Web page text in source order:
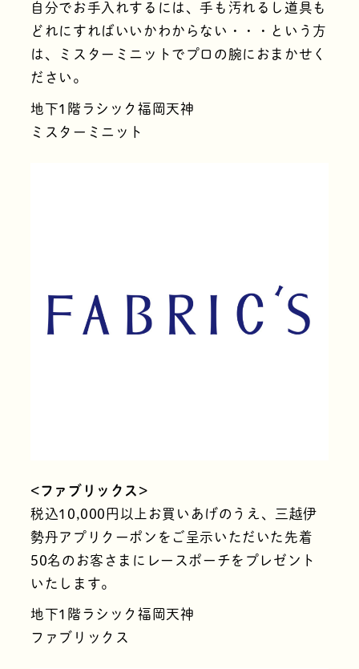
自分でお手入れするには、手も汚れるし道具も
どれにすればいいかわからない・・・という方
は、ミスターミニットでプロの腕におまかせく
ださい。
地下1階ラシック福岡天神
ミスターミニット
<ファブリックス>
税込10,000円以上お買いあげのうえ、三越伊
勢丹アプリクーポンをご呈示いただいた先着
50名のお客さまにレースポーチをプレゼント
いたします。
地下1階ラシック福岡天神
ファブリックス